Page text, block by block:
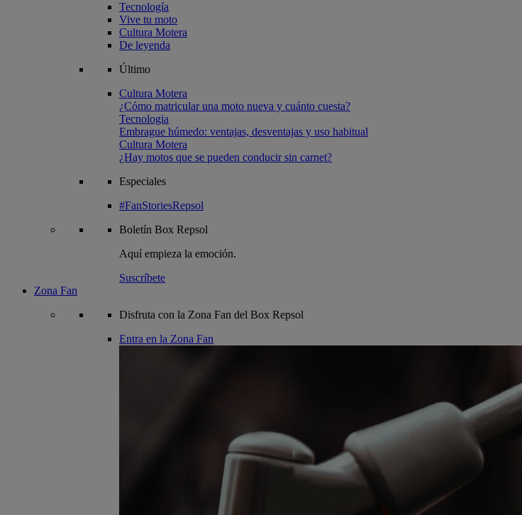
Tecnología
Vive tu moto
Cultura Motera
De leyenda
Último
Cultura Motera
¿Cómo matricular una moto nueva y cuánto cuesta?
Tecnologia
Embrague húmedo: ventajas, desventajas y uso habitual
Cultura Motera
¿Hay motos que se pueden conducir sin carnet?
Especiales
#FanStoriesRepsol
Boletín Box Repsol
Aquí empieza la emoción.
Suscríbete
Zona Fan
Disfruta con la Zona Fan del Box Repsol
Entra en la Zona Fan